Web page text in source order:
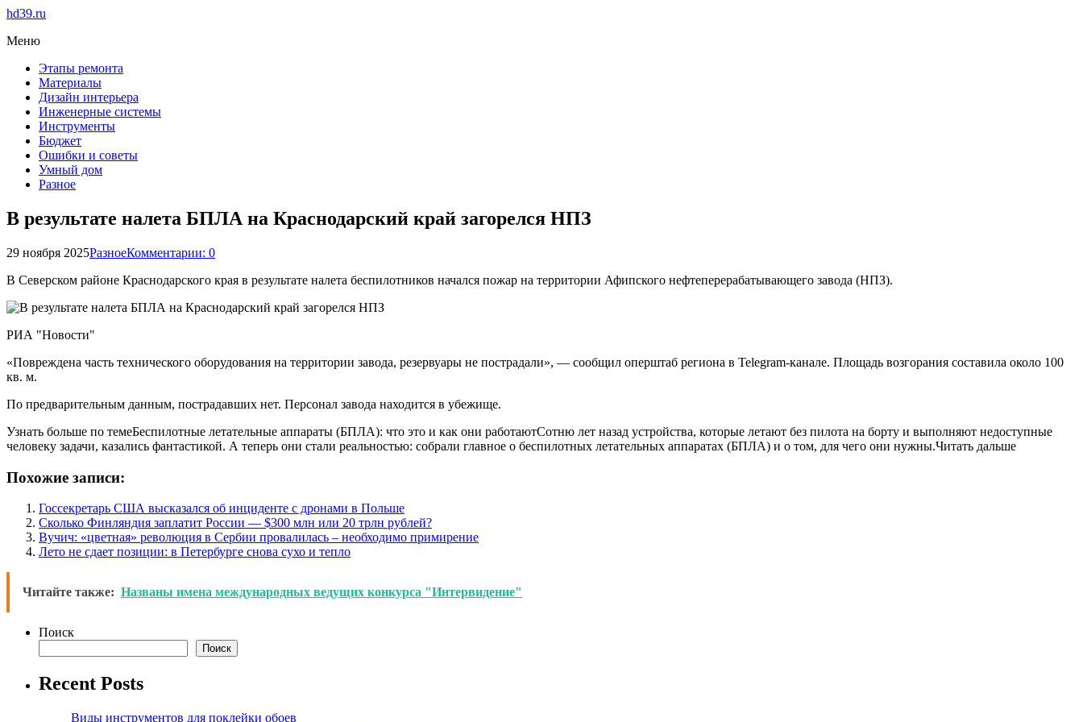
hd39.ru
Меню
Этапы ремонта
Материалы
Дизайн интерьера
Инженерные системы
Инструменты
Бюджет
Ошибки и советы
Умный дом
Разное
В результате налета БПЛА на Краснодарский край загорелся НПЗ
29 ноября 2025РазноеКомментарии: 0
В Северском районе Краснодарского края в результате налета беспилотников начался пожар на территории Афипского нефтеперерабатывающего завода (НПЗ).
РИА "Новости"
«Повреждена часть технического оборудования на территории завода, резервуары не пострадали», — сообщил оперштаб региона в Telegram-канале. Площадь возгорания составила около 100
кв. м.
По предварительным данным, пострадавших нет. Персонал завода находится в убежище.
Узнать больше по темеБеспилотные летательные аппараты (БПЛА): что это и как они работаютСотню лет назад устройства, которые летают без пилота на борту и выполняют недоступные
человеку задачи, казались фантастикой. А теперь они стали реальностью: собрали главное о беспилотных летательных аппаратах (БПЛА) и о том, для чего они нужны.Читать дальше
Похожие записи:
Госсекретарь США высказался об инциденте с дронами в Польше
Сколько Финляндия заплатит России — $300 млн или 20 трлн рублей?
Вучич: «цветная» революция в Сербии провалилась – необходимо примирение
Лето не сдает позиции: в Петербурге снова сухо и тепло
Читайте также: Названы имена международных ведущих конкурса "Интервидение"
Поиск
Поиск
Recent Posts
Виды инструментов для поклейки обоев